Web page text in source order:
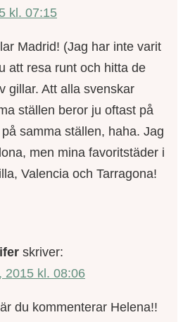
kl. 07:15
Madrid! (Jag har inte varit
att resa runt och hitta de
gillar. Att alla svenskar
ställen beror ju oftast på
samma ställen, haha. Jag
men mina favoritstäder i
Valencia och Tarragona!
skriver:
2015 kl. 08:06
du kommenterar Helena!!